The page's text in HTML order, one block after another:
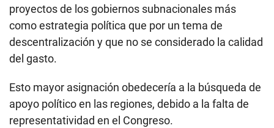
proyectos de los gobiernos subnacionales más
como estrategia política que por un tema de
descentralización y que no se considerado la calidad
del gasto.
Esto mayor asignación obedecería a la búsqueda de
apoyo político en las regiones, debido a la falta de
representatividad en el Congreso.